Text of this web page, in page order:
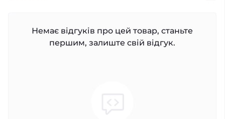
Немає відгуків про цей товар, станьте
першим, залиште свій відгук.